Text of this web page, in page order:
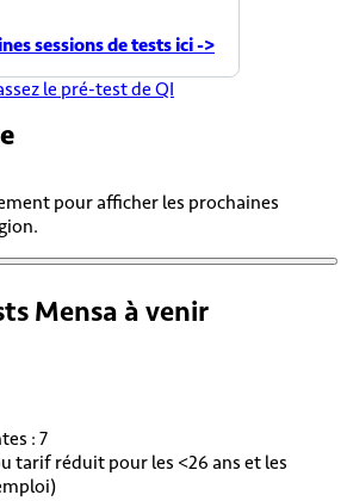
sessions de tests ici ->
le pré-test de QI
pour afficher les prochaines
Mensa à venir
: 7
tarif réduit pour les <26 ans et les